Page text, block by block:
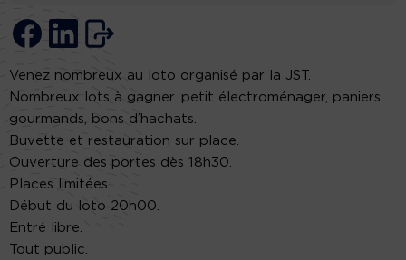
Venez nombreux au loto organisé par la JST.
Nombreux lots à gagner. petit électroménager, paniers
gourmands, bons d’hachats.
Buvette et restauration sur place.
Ouverture des portes dès 18h30.
Places limitées.
Début du loto 20h00.
Entré libre.
Tout public.